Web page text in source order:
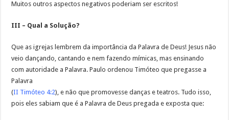
Muitos outros aspectos negativos poderiam ser escritos!
III – Qual a Solução?
Que as igrejas lembrem da importância da Palavra de Deus! Jesus não
veio dançando, cantando e nem fazendo mímicas, mas ensinando
com autoridade a Palavra. Paulo ordenou Timóteo que pregasse a
Palavra
(II Timóteo 4:2), e não que promovesse danças e teatros. Tudo isso,
pois eles sabiam que é a Palavra de Deus pregada e exposta que: